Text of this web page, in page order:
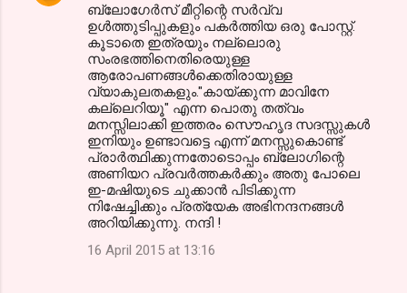
ബ്ലോഗേര്‍സ് മീറ്റിന്റെ സര്‍വ്വ
ഉള്‍ത്തുടിപ്പുകളും പകര്‍ത്തിയ ഒരു പോസ്റ്റ്.
കൂടാതെ ഇത്രയും നല്ലൊരു
സംരഭത്തിനെതിരെയുള്ള
ആരോപണങ്ങള്‍ക്കെതിരായുള്ള
വ്യാകുലതകളും."കായ്ക്കുന്ന മാവിനേ
കല്ലെറിയൂ" എന്ന പൊതു തത്വം
മനസ്സിലാക്കി ഇത്തരം സൌഹൃദ സദസ്സുകള്‍
ഇനിയും ഉണ്ടാവട്ടെ എന്ന് മനസ്സുകൊണ്ട്
പ്രാര്‍ത്ഥിക്കുന്നതോടൊപ്പം ബ്ലോഗിന്റെ
അണിയറ പ്രവര്‍ത്തകര്‍ക്കും അതു പോലെ
ഇ-മഷിയുടെ ചുക്കാന്‍ പിടിക്കുന്ന
നിഷേച്ചിക്കും പ്രത്യേക അഭിനന്ദനങ്ങള്‍
അറിയിക്കുന്നു. നന്ദി !
16 April 2015 at 13:16